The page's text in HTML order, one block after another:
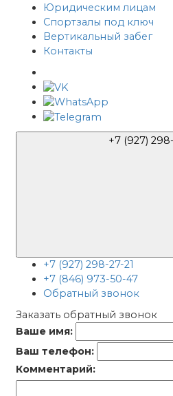
Юридическим лицам
Спортзалы под ключ
Вертикальный забег
Контакты
+7 (927) 298-27-21
+7 (846) 973-50-47
Обратный звонок
Заказать обратный звонок
Ваше имя:
Ваш телефон:
Комментарий: